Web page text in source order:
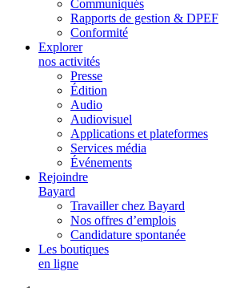
Communiqués
Rapports de gestion & DPEF
Conformité
Explorer
nos activités
Presse
Édition
Audio
Audiovisuel
Applications et plateformes
Services média
Événements
Rejoindre
Bayard
Travailler chez Bayard
Nos offres d’emplois
Candidature spontanée
Les boutiques
en ligne